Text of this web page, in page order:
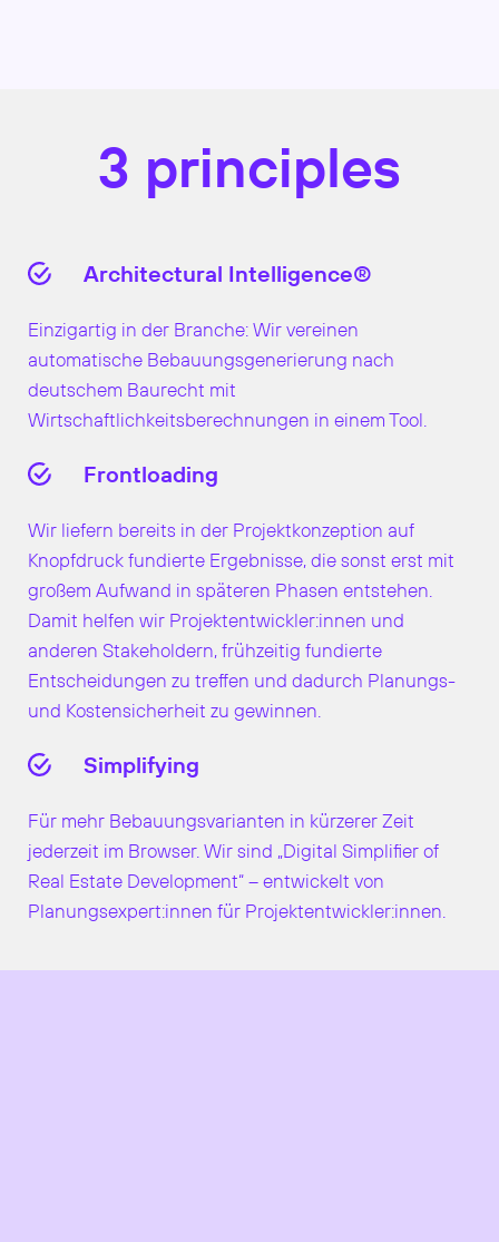
3 principles
Architectural Intelligence®
Einzigartig in der Branche: Wir vereinen
automatische Bebauungsgenerierung nach
deutschem Baurecht mit
Wirtschaftlichkeitsberechnungen in einem Tool.
Frontloading
Wir liefern bereits in der Projektkonzeption auf
Knopfdruck fundierte Ergebnisse, die sonst erst mit
großem Aufwand in späteren Phasen entstehen.
Damit helfen wir Projektentwickler:innen und
anderen Stakeholdern, frühzeitig fundierte
Entscheidungen zu treffen und dadurch Planungs-
und Kostensicherheit zu gewinnen.
Simplifying
Für mehr Bebauungsvarianten in kürzerer Zeit
jederzeit im Browser. Wir sind „Digital Simplifier of
Real Estate Development“ – entwickelt von
Planungsexpert:innen für Projektentwickler:innen.